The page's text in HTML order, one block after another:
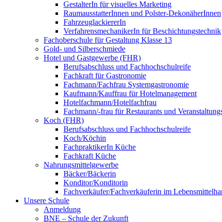
GestalterIn für visuelles Marketing
RaumausstatterInnen und Polster-DekonäherInnen
FahrzeuglackiererIn
VerfahrensmechanikerIn für Beschichtungstechnik
Fachoberschule für Gestaltung Klasse 13
Gold- und Silberschmiede
Hotel und Gastgewerbe (FHR)
Berufsabschluss und Fachhochschulreife
Fachkraft für Gastronomie
Fachmann/Fachfrau Systemgastronomie
Kaufmann/Kauffrau für Hotelmanagement
Hotelfachmann/Hotelfachfrau
Fachmann/-frau für Restaurants und
Koch (FHR)
Berufsabschluss und Fachhochschulreife
Koch/Köchin
FachpraktikerIn Küche
Fachkraft Küche
Nahrungsmittelgewerbe
Bäcker/Bäckerin
Konditor/Konditorin
Fachverkäufer/Fachverkäuferin im
Unsere Schule
Anmeldung
BNE – Schule der Zukunft